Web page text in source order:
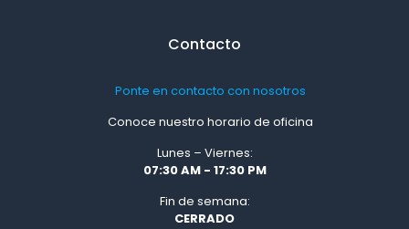
Contacto
Ponte en contacto con nosotros
Conoce nuestro horario de oficina
Lunes – Viernes:
07:30 AM - 17:30 PM
Fin de semana:
CERRADO